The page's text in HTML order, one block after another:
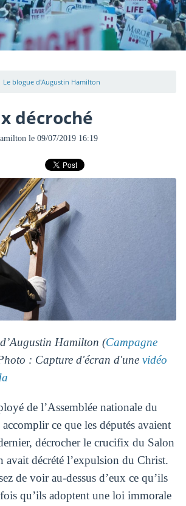
Le blogue d'Augustin Hamilton
décroché
le 09/07/2019 16:19
Hamilton (Campagne
: Capture d'écran d'une vidéo
de l’Assemblée nationale du
ce que les députés avaient
décrocher le crucifix du Salon
avait décrété l’expulsion du Christ.
de voir au-dessus d’eux ce qu’ils
qu’ils adoptent une loi immorale